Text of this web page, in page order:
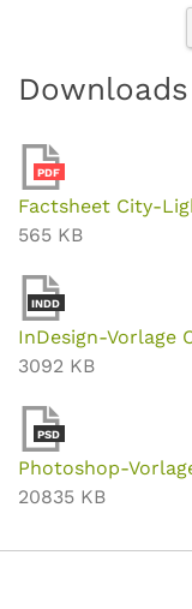
Downloads
PDF
Factsheet City-
565 KB
INDD
InDesign-Vorlage
3092 KB
PSD
Photoshop-
20835 KB